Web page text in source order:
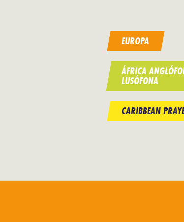
EUROPA
ÁFRICA
LUSÓFONA
CARIBBEAN